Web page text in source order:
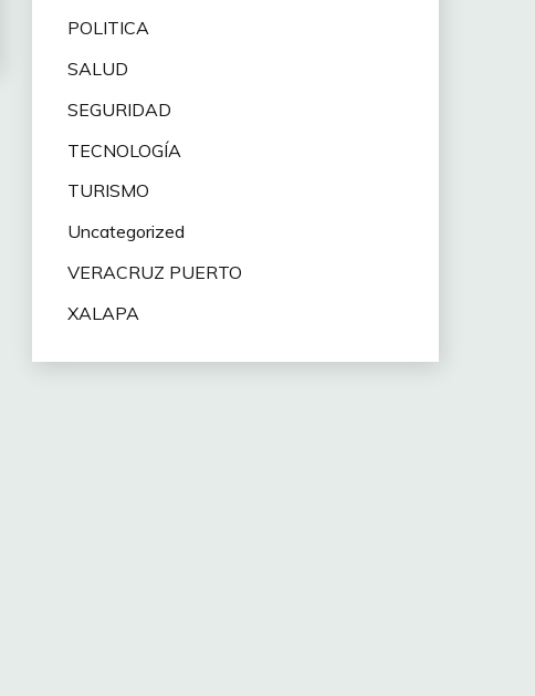
POLITICA
SALUD
SEGURIDAD
TECNOLOGÍA
TURISMO
Uncategorized
VERACRUZ PUERTO
XALAPA